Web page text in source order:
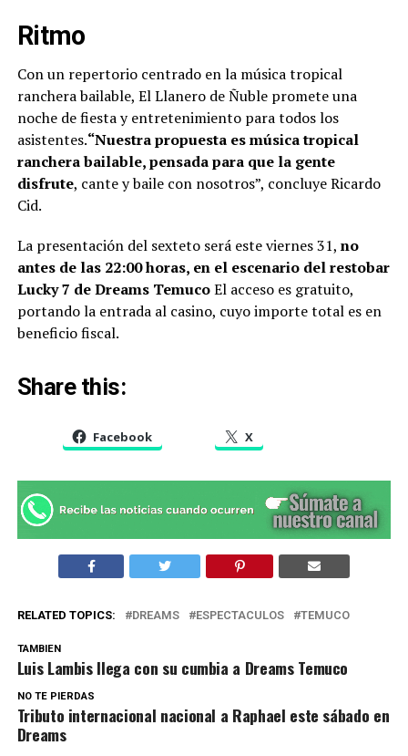
Ritmo
Con un repertorio centrado en la música tropical
ranchera bailable, El Llanero de Ñuble promete una
noche de fiesta y entretenimiento para todos los
asistentes.“Nuestra propuesta es música tropical
ranchera bailable, pensada para que la gente
disfrute, cante y baile con nosotros”, concluye Ricardo
Cid.
La presentación del sexteto será este viernes 31, no
antes de las 22:00 horas, en el escenario del restobar
Lucky 7 de Dreams TemucoEl acceso es gratuito,
portando la entrada al casino, cuyo importe total es en
beneficio fiscal.
Share this:
Facebook X
RELATED TOPICS: DREAMS ESPECTACULOS TEMUCO
TAMBIEN
Luis Lambis llega con su cumbia a Dreams Temuco
NO TE PIERDAS
Tributo internacional nacional a Raphael este sábado en
Dreams